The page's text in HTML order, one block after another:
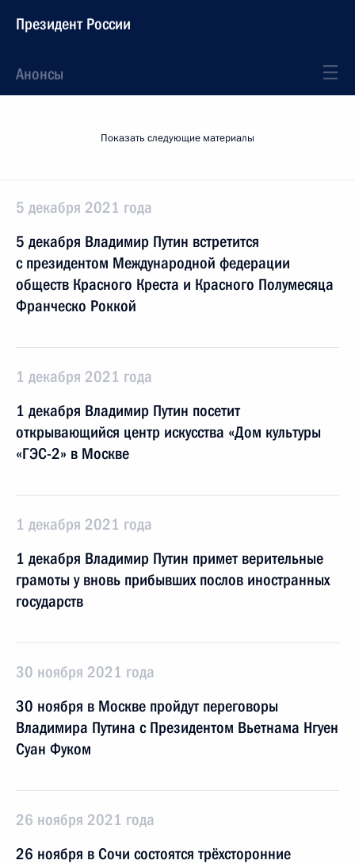
Президент России
Анонсы
Показать следующие материалы
5 декабря 2021 года
5 декабря Владимир Путин встретится
с президентом Международной федерации
обществ Красного Креста и Красного Полумесяца
Франческо Роккой
1 декабря 2021 года
1 декабря Владимир Путин посетит
открывающийся центр искусства «Дом культуры
«ГЭС-2» в Москве
1 декабря 2021 года
1 декабря Владимир Путин примет верительные
грамоты у вновь прибывших послов иностранных
государств
30 ноября 2021 года
30 ноября в Москве пройдут переговоры
Владимира Путина с Президентом Вьетнама Нгуен
Суан Фуком
26 ноября 2021 года
26 ноября в Сочи состоятся трёхсторонние